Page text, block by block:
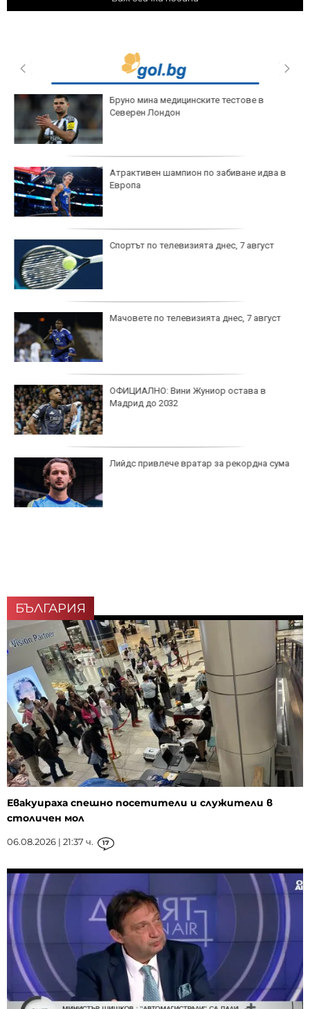
Бруно мина медицинските тестове в
Северен Лондон
Атрактивен шампион по забиване идва в
Европа
Спортът по телевизията днес, 7 август
Мачовете по телевизията днес, 7 август
ОФИЦИАЛНО: Вини Жуниор остава в
Мадрид до 2032
Лийдс привлече вратар за рекордна сума
БЪЛГАРИЯ
Евакуираха спешно посетители и служители в
столичен мол
06.08.2026 | 21:37 ч. 17